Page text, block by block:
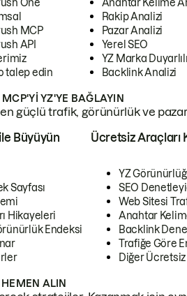
One
MCP
API
talep edin
Anahtar Kelime
Rakip Analizi
Pazar Analizi
Yerel SEO
YZ Marka
Backlink Analizi
YZ'YE BAĞLAYIN
güçlü trafik, görünürlük ve
Büyüyün
Sayfası
Hikayeleri
Endeksi
Ücretsiz Araçları
YZ
SEO
Web Sitesi
Anahtar
Backlink
Trafiğe Göre
Diğer
ALIN